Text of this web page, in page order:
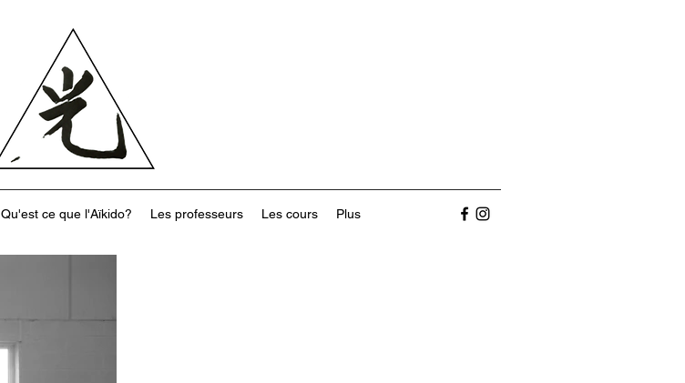
Qu'est ce que l'Aïkido? Les professeurs Les cours Plus